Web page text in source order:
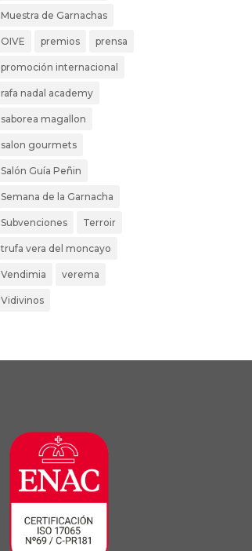
Muestra de Garnachas
OIVE premios prensa
promoción internacional
rafa nadal academy
saborea magallon
salon gourmets
Salón Guía Peñin
Semana de la Garnacha
Subvenciones Terroir
trufa vera del moncayo
Vendimia verema
Vidivinos